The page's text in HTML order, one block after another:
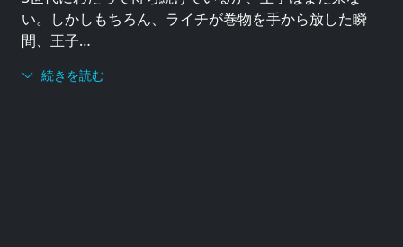
い。しかしもちろん、ライチが巻物を手から放した瞬
間、王子…
続きを読む